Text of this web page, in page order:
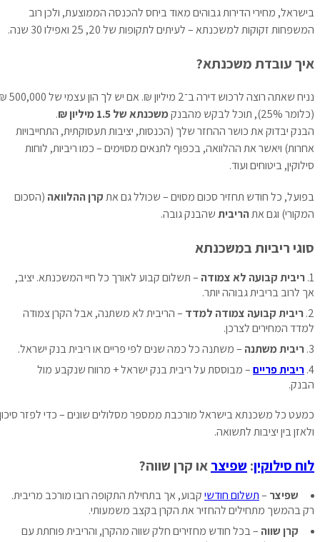
בישראל, מחירי הדירות גבוהים מאוד ביחס להכנסה הממוצעת, ולכן רוב
המשפחות זקוקות למשכנתא – לעיתים לתקופות של 20, 25 ואפילו 30 שנה.
איך עובדת משכנתא?
נניח שאתה רוצה לרכוש דירה ב־2 מיליון ₪. אם יש לך הון עצמי של 500,000 ₪
(כלומר 25%), תוכל לבקש מהבנק
משכנתא של 1.5 מיליון ₪
.
הבנק יבדוק את כושר ההחזר שלך (הכנסות, יציבות תעסוקתית, התחייבויות
אחרות) ויאשר את ההלוואה, בכפוף לתנאים מסוימים – כמו ריביות, לוחות
סילוקין, ביטוחים ועוד.
בפועל, כל חודש תחזיר סכום מסוים – שכולל גם אתקרן ההלוואה(הסכום
המקורי) וגם אתהריביתשהבנק גובה.
סוגי ריביות במשכנתא
ריבית קבועה לא צמודה– תשלום קבוע לאורך כל חיי המשכנתא. יציב,
אך לרוב בריבית גבוהה יותר.
ריבית קבועה צמודה למדד– הריבית לא משתנה, אבל הקרן צמודה
למדד המחירים לצרכן.
ריבית משתנה– משתנה כל כמה שנים לפי פריים או ריבית בנק ישראל.
ריבית פריים– מבוססת על ריבית בנק ישראל + מרווח שנקבע מול
הבנק.
כמעט כל משכנתא בישראל מורכבת ממספר מסלולים שונים – כדי לפזר סיכון
ולאזן בין יציבות לתשואה.
לוח סילוקין:שפיצראו קרן שווה?
שפיצר–תשלום חודשיקבוע, אך בתחילת התקופה רובו מורכב מריבית.
רק בהמשך מתחילים להחזיר את הקרן בקצב משמעותי.
קרן שווה– בכל חודש מחזירים חלק שווה מהקרן, והריבית פוחתת עם